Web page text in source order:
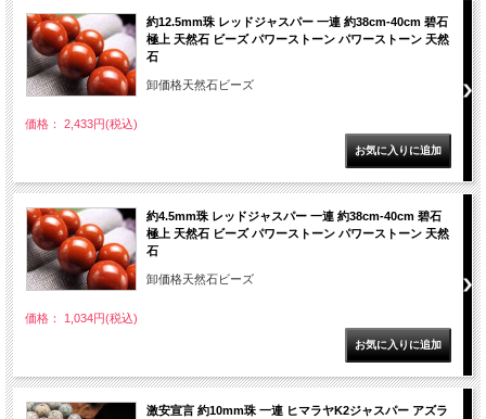
約12.5mm珠 レッドジャスパー 一連 約38cm-40cm 碧石
極上 天然石 ビーズ パワーストーン パワーストーン 天然
石
卸価格天然石ビーズ
価格： 2,433円(税込)
約4.5mm珠 レッドジャスパー 一連 約38cm-40cm 碧石
極上 天然石 ビーズ パワーストーン パワーストーン 天然
石
卸価格天然石ビーズ
価格： 1,034円(税込)
激安宣言 約10mm珠 一連 ヒマラヤK2ジャスパー アズラ